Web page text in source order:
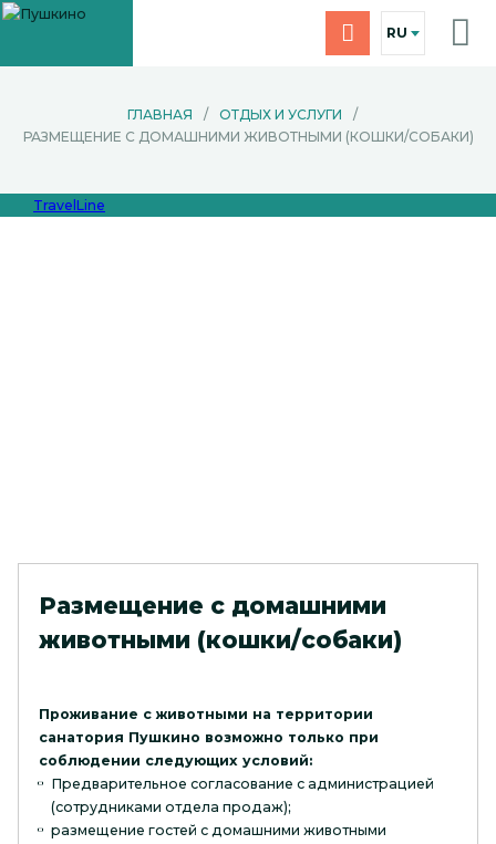
RU
ГЛАВНАЯ / ОТДЫХ И УСЛУГИ
/
РАЗМЕЩЕНИЕ С ДОМАШНИМИ ЖИВОТНЫМИ (КОШКИ/СОБАКИ)
TravelLine
Размещение с домашними
животными (кошки/собаки)
Проживание с животными на территории
санатория Пушкино возможно только при
соблюдении следующих условий:
Предварительное согласование с администрацией
(сотрудниками отдела продаж);
размещение гостей с домашними животными